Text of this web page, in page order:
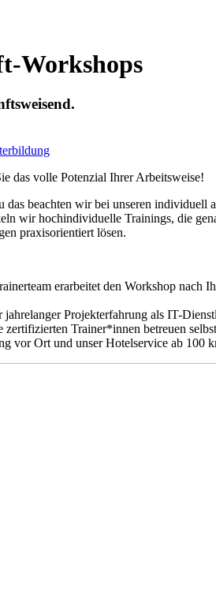
Workshops
das volle Potenzial Ihrer Arbeitsweise!
das beachten wir bei unseren
wir hochindividuelle Trainings, die
praxisorientiert lösen.
erarbeitet den Workshop nach
jahrelanger Projekterfahrung als IT-
zertifizierten Trainer*innen betreuen
vor Ort und unser Hotelservice ab 100